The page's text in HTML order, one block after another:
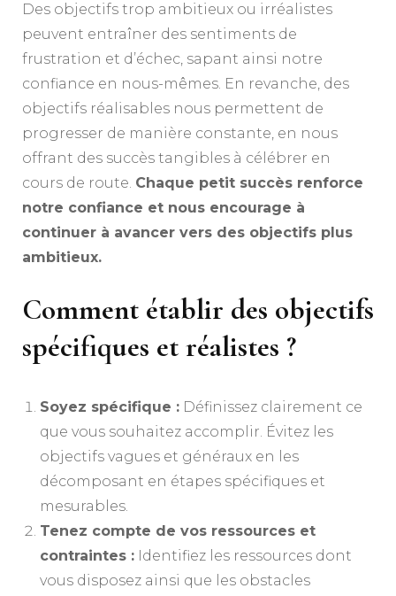
Des objectifs trop ambitieux ou irréalistes
peuvent entraîner des sentiments de
frustration et d’échec, sapant ainsi notre
confiance en nous-mêmes. En revanche, des
objectifs réalisables nous permettent de
progresser de manière constante, en nous
offrant des succès tangibles à célébrer en
cours de route. Chaque petit succès renforce
notre confiance et nous encourage à
continuer à avancer vers des objectifs plus
ambitieux.
Comment établir des objectifs
spécifiques et réalistes ?
Soyez spécifique : Définissez clairement ce
que vous souhaitez accomplir. Évitez les
objectifs vagues et généraux en les
décomposant en étapes spécifiques et
mesurables.
Tenez compte de vos ressources et
contraintes : Identifiez les ressources dont
vous disposez ainsi que les obstacles